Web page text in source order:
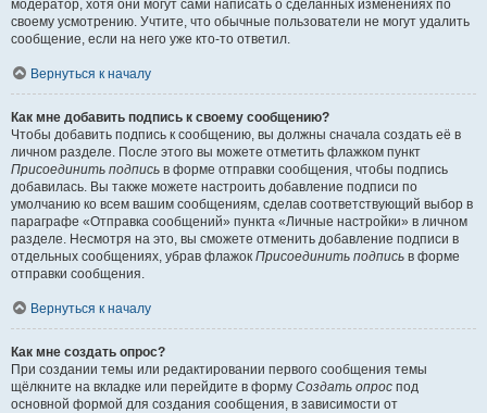
модератор, хотя они могут сами написать о сделанных изменениях по
своему усмотрению. Учтите, что обычные пользователи не могут удалить
сообщение, если на него уже кто-то ответил.
Вернуться к началу
Как мне добавить подпись к своему сообщению?
Чтобы добавить подпись к сообщению, вы должны сначала создать её в
личном разделе. После этого вы можете отметить флажком пункт
Присоединить подпись в форме отправки сообщения, чтобы подпись
добавилась. Вы также можете настроить добавление подписи по
умолчанию ко всем вашим сообщениям, сделав соответствующий выбор в
параграфе «Отправка сообщений» пункта «Личные настройки» в личном
разделе. Несмотря на это, вы сможете отменить добавление подписи в
отдельных сообщениях, убрав флажок Присоединить подпись в форме
отправки сообщения.
Вернуться к началу
Как мне создать опрос?
При создании темы или редактировании первого сообщения темы
щёлкните на вкладке или перейдите в форму Создать опрос под
основной формой для создания сообщения, в зависимости от